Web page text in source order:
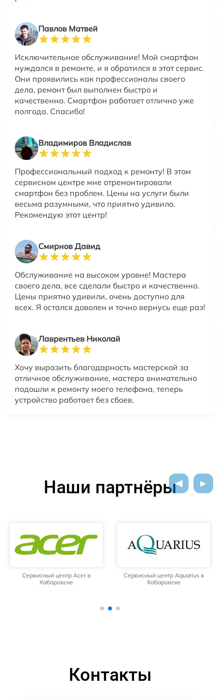
Павлов Матвей
Исключительное обслуживание! Мой смартфон
нуждался в ремонте, и я обратился в этот сервис.
Они проявились как профессионалы своего
дела, ремонт был выполнен быстро и
качественно. Смартфон работает отлично уже
полгода. Спасибо!
Владимиров Владислав
Профессиональный подход к ремонту! В этом
сервисном центре мне отремонтировали
смартфон без проблем. Цены на услуги были
весьма разумными, что приятно удивило.
Рекомендую этот центр!
Смирнов Давид
Обслуживание на высоком уровне! Мастера
своего дела, все сделали быстро и качественно.
Цены приятно удивили, очень доступно для
всех. Я остался доволен и точно вернусь еще раз!
Лаврентьев Николай
Хочу выразить благодарность мастерской за
отличное обслуживание, мастера внимательно
подошли к ремонту моего телефона, теперь
устройство работает без сбоев.
Наши партнёры
Сервисный центр Acer в
Хабаровске
Сервисный центр Aquarius в
Хабаровске
Контакты